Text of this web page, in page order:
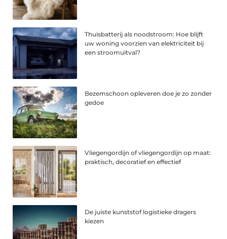
Thuisbatterij als noodstroom: Hoe blijft
uw woning voorzien van elektriciteit bij
een stroomuitval?
Bezemschoon opleveren doe je zo zonder
gedoe
Vliegengordijn of vliegengordijn op maat:
praktisch, decoratief en effectief
De juiste kunststof logistieke dragers
kiezen